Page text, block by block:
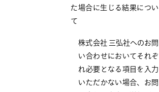
た場合に生じる結果につい
て
株式会社 三弘社へのお問
い合わせにおいてそれぞ
れ必要となる項目を入力
いただかない場合、お問